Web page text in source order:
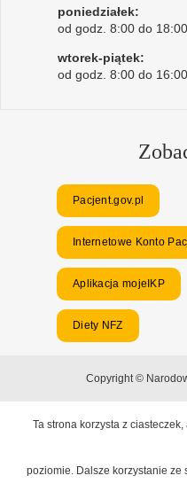
poniedziałek:
od godz. 8:00 do 18:00
wtorek-piątek:
od godz. 8:00 do 16:00
Pacjent.gov.pl
Internetowe Konto
Aplikacja mojeIKP
Diety NFZ
Copyright ©
Ta strona korzysta z
poziomie. Dalsze korzystanie ze